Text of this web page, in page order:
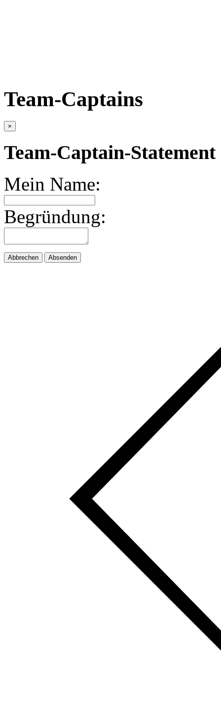
Team-Captains
×
Team-Captain-
Mein Name:
Begründung:
Abbrechen Absenden